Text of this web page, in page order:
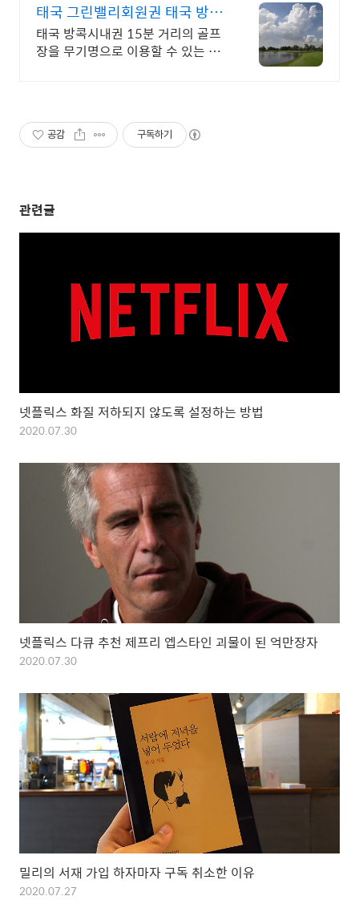
태국 그린밸리회원권 태국 방콕
99홀 무기회원권
태국 방콕시내권 15분 거리의 골프
장을 무기명으로 이용할 수 있는 골
공감 구독하기
관련글
넷플릭스 화질 저하되지 않도록 설정하는 방법
2020.07.30
넷플릭스 다큐 추천 제프리 엡스타인 괴물이 된 억만장자
2020.07.30
밀리의 서재 가입 하자마자 구독 취소한 이유
2020.07.27